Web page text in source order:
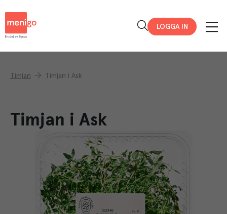
LOGGA IN
Timjan Timjan i Ask
Timjan i Ask